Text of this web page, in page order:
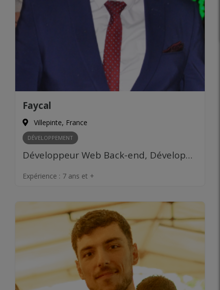
Faycal
Villepinte, France
DÉVELOPPEMENT
Développeur Web Back-end, Développeur Web Front-end
Expérience : 7 ans et +